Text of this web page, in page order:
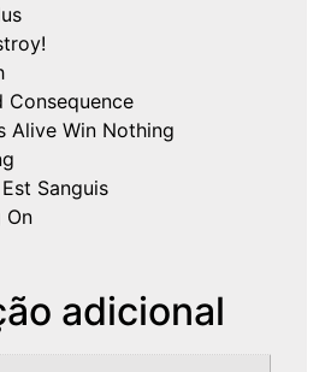
Consequence
Alive Win Nothing
Sanguis
On
adicional